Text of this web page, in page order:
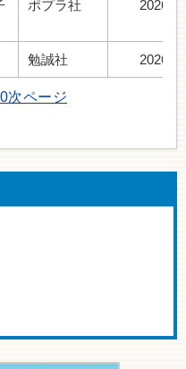
ポプラ社 2026.7
勉誠社 2026.6
次ページ